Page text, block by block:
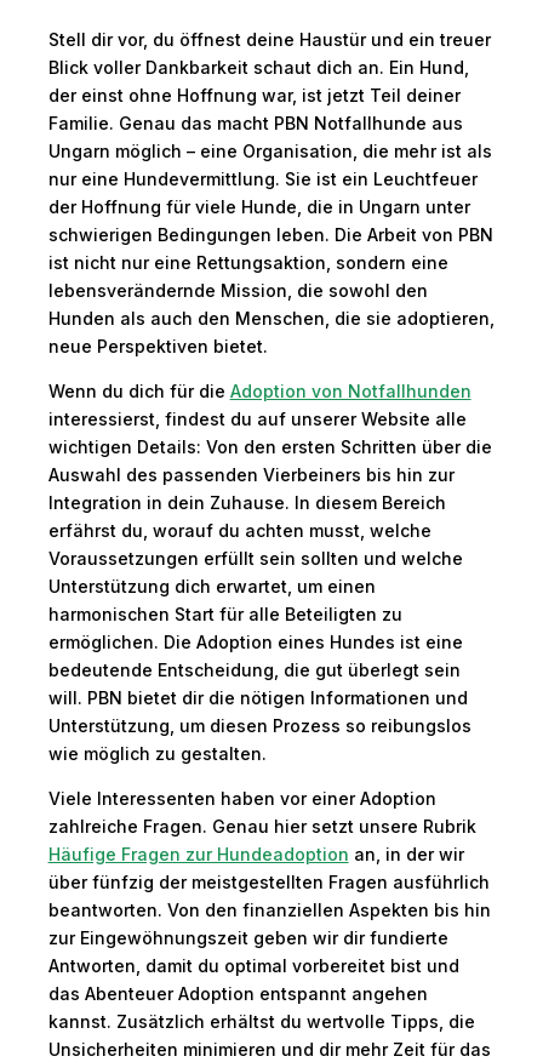
Stell dir vor, du öffnest deine Haustür und ein treuer
Blick voller Dankbarkeit schaut dich an. Ein Hund,
der einst ohne Hoffnung war, ist jetzt Teil deiner
Familie. Genau das macht PBN Notfallhunde aus
Ungarn möglich – eine Organisation, die mehr ist als
nur eine Hundevermittlung. Sie ist ein Leuchtfeuer
der Hoffnung für viele Hunde, die in Ungarn unter
schwierigen Bedingungen leben. Die Arbeit von PBN
ist nicht nur eine Rettungsaktion, sondern eine
lebensverändernde Mission, die sowohl den
Hunden als auch den Menschen, die sie adoptieren,
neue Perspektiven bietet.
Wenn du dich für die Adoption von Notfallhunden
interessierst, findest du auf unserer Website alle
wichtigen Details: Von den ersten Schritten über die
Auswahl des passenden Vierbeiners bis hin zur
Integration in dein Zuhause. In diesem Bereich
erfährst du, worauf du achten musst, welche
Voraussetzungen erfüllt sein sollten und welche
Unterstützung dich erwartet, um einen
harmonischen Start für alle Beteiligten zu
ermöglichen. Die Adoption eines Hundes ist eine
bedeutende Entscheidung, die gut überlegt sein
will. PBN bietet dir die nötigen Informationen und
Unterstützung, um diesen Prozess so reibungslos
wie möglich zu gestalten.
Viele Interessenten haben vor einer Adoption
zahlreiche Fragen. Genau hier setzt unsere Rubrik
Häufige Fragen zur Hundeadoption an, in der wir
über fünfzig der meistgestellten Fragen ausführlich
beantworten. Von den finanziellen Aspekten bis hin
zur Eingewöhnungszeit geben wir dir fundierte
Antworten, damit du optimal vorbereitet bist und
das Abenteuer Adoption entspannt angehen
kannst. Zusätzlich erhältst du wertvolle Tipps, die
Unsicherheiten minimieren und dir mehr Zeit für das